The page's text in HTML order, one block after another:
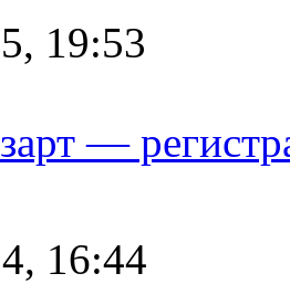
19:53
—
16:44